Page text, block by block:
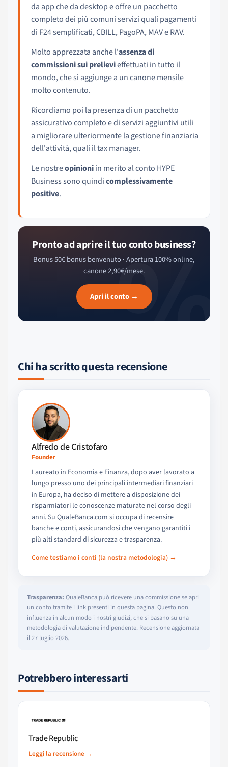
da app che da desktop e offre un pacchetto
completo dei più comuni servizi quali pagamenti
di F24 semplificati, CBILL, PagoPA, MAV e RAV.
Molto apprezzata anche l'assenza di
commissioni sui prelievieffettuati in tutto il
mondo, che si aggiunge a un canone mensile
molto contenuto.
Ricordiamo poi la presenza di un pacchetto
assicurativo completo e di servizi aggiuntivi utili
a migliorare ulteriormente la gestione finanziaria
dell'attività, quali il tax manager.
Le nostreopinioniin merito al conto HYPE
Business sono quindicomplessivamente
positive.
%
Pronto ad aprire il tuo conto business?
Bonus 50€ bonus benvenuto · Apertura 100% online,
canone 2,90€/mese.
Apri il conto →
Chi ha scritto questa recensione
Alfredo de Cristofaro
Founder
Laureato in Economia e Finanza, dopo aver lavorato a
lungo presso uno dei principali intermediari finanziari
in Europa, ha deciso di mettere a disposizione dei
risparmiatori le conoscenze maturate nel corso degli
anni. Su QualeBanca.com si occupa di recensire
banche e conti, assicurandosi che vengano garantiti i
più alti standard di sicurezza e trasparenza.
Come testiamo i conti (la nostra metodologia) →
Trasparenza: QualeBanca può ricevere una commissione se apri
un conto tramite i link presenti in questa pagina. Questo non
influenza in alcun modo i nostri giudizi, che si basano su una
metodologia di valutazione indipendente. Recensione aggiornata
il 27 luglio 2026.
Potrebbero interessarti
Trade Republic
Leggi la recensione →